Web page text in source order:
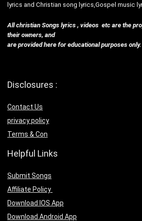
lyrics and Christian song lyrics,Gospel music
All christian Songs lyrics , videos etc are the
their owners, and
are provided here for educational purposes only.
Disclosures :
Contact Us
privacy policy
Terms & Con
Helpful Links
Submit Songs
Affiliate Policy
Download IOS App
Download Android App